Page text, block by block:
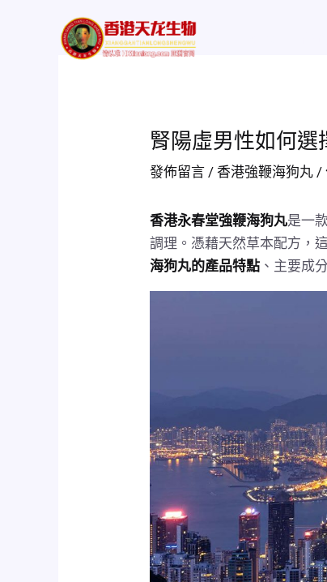
腎陽虛男性如何
發佈留言 /香港強鞭海狗丸 /
香港永春堂強鞭海狗丸是一
調理。憑藉天然草本配方，
海狗丸的產品特點 、主要成
navigation